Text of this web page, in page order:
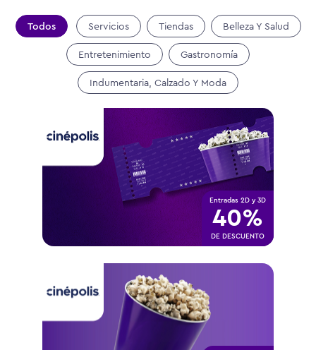
Todos Servicios Tiendas
Belleza Y Salud
Entretenimiento
Gastronomía
Indumentaria, Calzado Y Moda
Entradas 2D y 3D
40%
DE DESCUENTO